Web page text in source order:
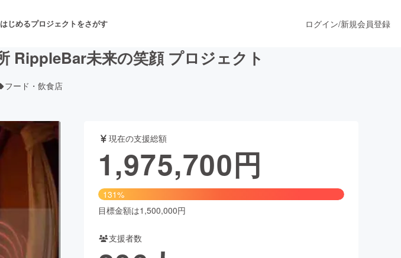
はじめるプロジェクトをさがす
舞台・パフォーマンス
フード・飲食店 ファッション
アニメ・漫画
ビューティー・ヘルスケア
ログイン/新規会員登録
RippleBar未来の笑顔 プロジェクト
フード・飲食店
現在の支援総額
1,975,700円
131%
目標金額は1,500,000円
支援者数